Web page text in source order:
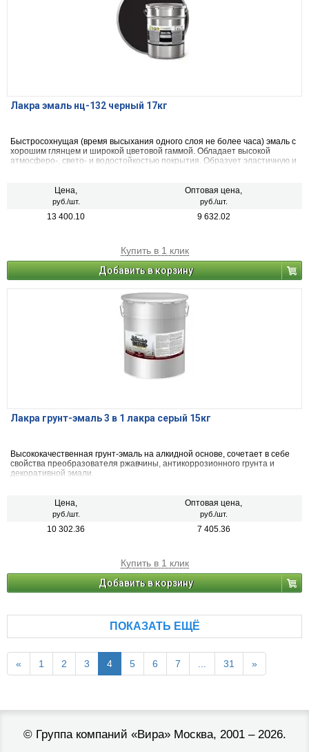
Лакра эмаль нц-132 черный 17кг
Быстросохнущая (время высыхания одного слоя не более часа) эмаль с
хорошим глянцем и широкой цветовой гаммой. Обладает высокой
атмосферо-, свето- и водостойкостью покрытия. Образует эластичную и
Цена,
руб./шт.
Оптовая цена,
руб./шт.
13 400.10 9 632.02
Купить в 1 клик
Добавить в корзину
Лакра грунт-эмаль 3 в 1 лакра серый 15кг
Высококачественная грунт-эмаль на алкидной основе, сочетает в себе
свойства преобразователя ржавчины, антикоррозионного грунта и
декоративной эмали.
Цена,
руб./шт.
Оптовая цена,
руб./шт.
10 302.36 7 405.36
Купить в 1 клик
Добавить в корзину
ПОКАЗАТЬ ЕЩЁ
« 1 2 3 4 5 6 7 ... 31 »
© Группа компаний «Вира»Москва, 2001 – 2026.